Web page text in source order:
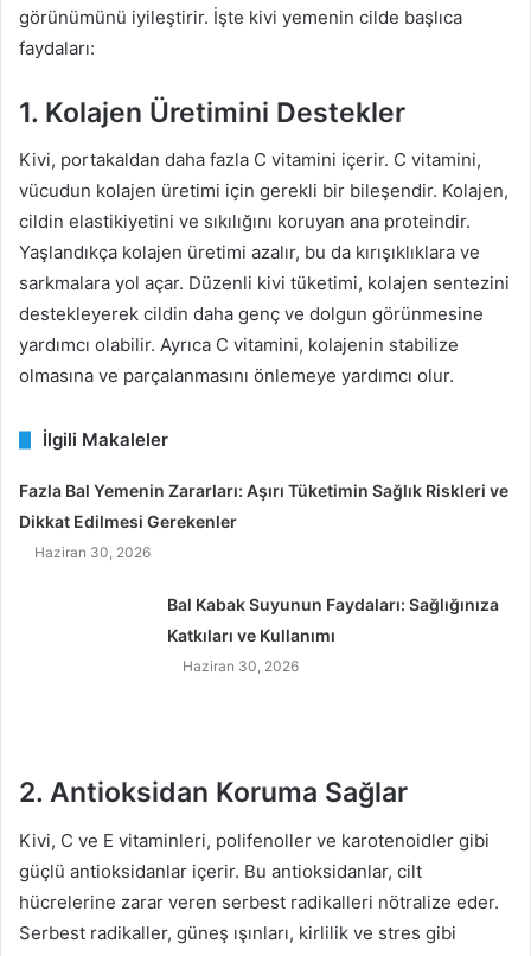
görünümünü iyileştirir. İşte kivi yemenin cilde başlıca
faydaları:
1. Kolajen Üretimini Destekler
Kivi, portakaldan daha fazla C vitamini içerir. C vitamini,
vücudun kolajen üretimi için gerekli bir bileşendir. Kolajen,
cildin elastikiyetini ve sıkılığını koruyan ana proteindir.
Yaşlandıkça kolajen üretimi azalır, bu da kırışıklıklara ve
sarkmalara yol açar. Düzenli kivi tüketimi, kolajen sentezini
destekleyerek cildin daha genç ve dolgun görünmesine
yardımcı olabilir. Ayrıca C vitamini, kolajenin stabilize
olmasına ve parçalanmasını önlemeye yardımcı olur.
İlgili Makaleler
Fazla Bal Yemenin Zararları: Aşırı Tüketimin Sağlık Riskleri ve
Dikkat Edilmesi Gerekenler
Haziran 30, 2026
Bal Kabak Suyunun Faydaları: Sağlığınıza
Katkıları ve Kullanımı
Haziran 30, 2026
2. Antioksidan Koruma Sağlar
Kivi, C ve E vitaminleri, polifenoller ve karotenoidler gibi
güçlü antioksidanlar içerir. Bu antioksidanlar, cilt
hücrelerine zarar veren serbest radikalleri nötralize eder.
Serbest radikaller, güneş ışınları, kirlilik ve stres gibi